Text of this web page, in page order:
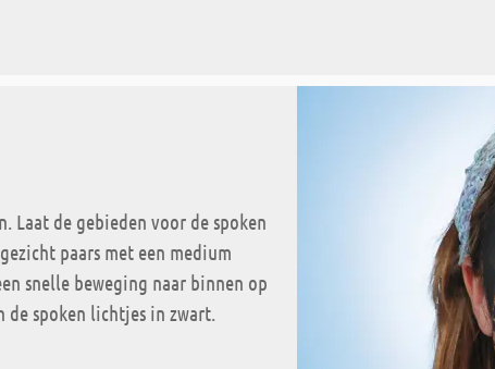
Laat de gebieden voor de spoken
paars met een medium
snelle beweging naar binnen op
de spoken lichtjes in zwart.